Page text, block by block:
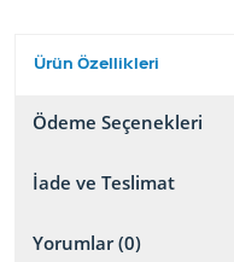
Ürün Özellikleri
Ödeme Seçenekleri
İade ve Teslimat
Yorumlar (0)